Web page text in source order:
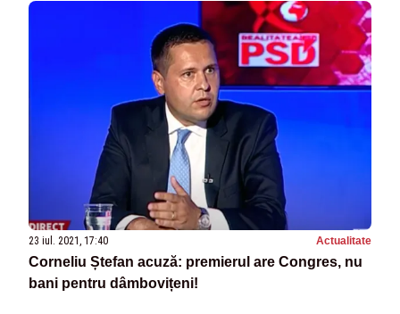
23 iul. 2021, 17:40 Actualitate
Corneliu Ștefan acuză: premierul are Congres, nu
bani pentru dâmbovițeni!